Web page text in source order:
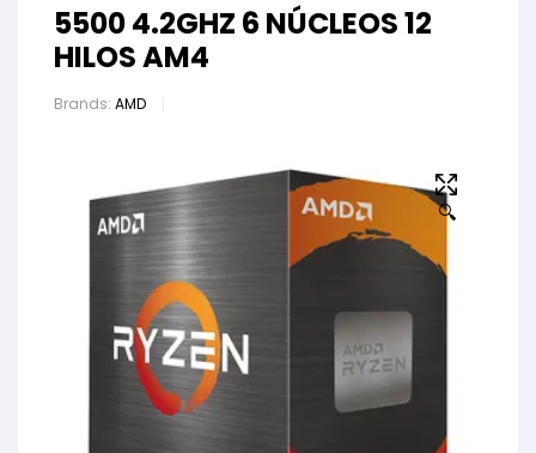
5500 4.2GHZ 6 NÚCLEOS 12
HILOS AM4
Brands: AMD
🔍